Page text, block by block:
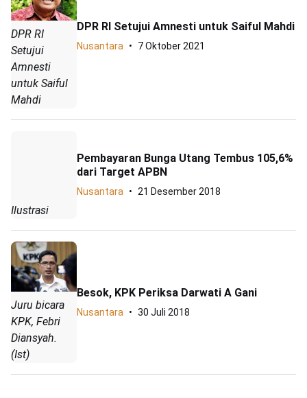
DPR RI
Setujui
Amnesti
untuk Saiful
Mahdi
DPR RI Setujui Amnesti untuk Saiful Mahdi
Nusantara 7 Oktober 2021
Ilustrasi
Pembayaran Bunga Utang Tembus 105,6%
dari Target APBN
Nusantara 21 Desember 2018
Juru bicara
KPK, Febri
Diansyah.
(Ist)
Besok, KPK Periksa Darwati A Gani
Nusantara 30 Juli 2018